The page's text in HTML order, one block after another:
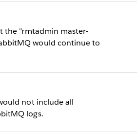
the "rmtadmin master-
would continue to
not include all
logs.